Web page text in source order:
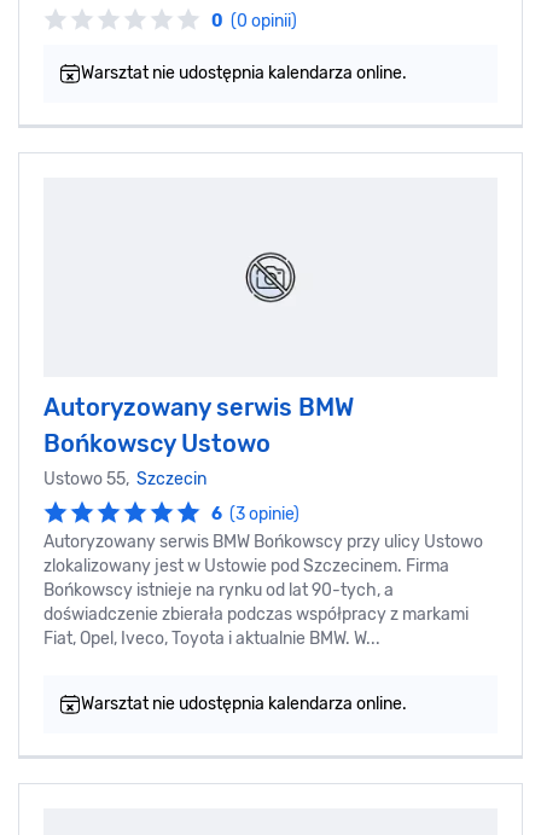
0 (0 opinii)
Warsztat nie udostępnia kalendarza online.
Autoryzowany serwis BMW
Bońkowscy Ustowo
Ustowo 55, Szczecin
6 (3 opinie)
Autoryzowany serwis BMW Bońkowscy przy ulicy Ustowo
zlokalizowany jest w Ustowie pod Szczecinem. Firma
Bońkowscy istnieje na rynku od lat 90-tych, a
doświadczenie zbierała podczas współpracy z markami
Fiat, Opel, Iveco, Toyota i aktualnie BMW. W...
Warsztat nie udostępnia kalendarza online.